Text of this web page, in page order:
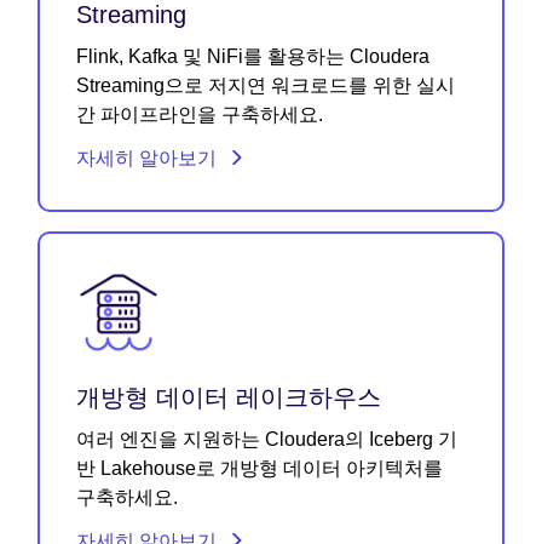
Streaming
Flink, Kafka 및 NiFi를 활용하는 Cloudera
Streaming으로 저지연 워크로드를 위한 실시
간 파이프라인을 구축하세요.
자세히 알아보기
개방형 데이터 레이크하우스
여러 엔진을 지원하는 Cloudera의 Iceberg 기
반 Lakehouse로 개방형 데이터 아키텍처를
구축하세요.